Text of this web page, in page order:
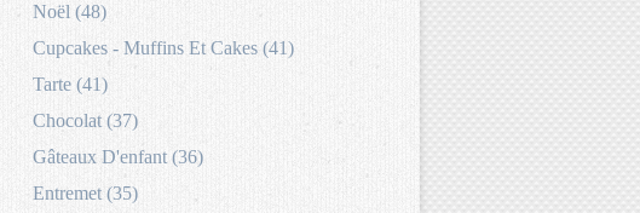
Noël (48)
Cupcakes - Muffins Et Cakes (41)
Tarte (41)
Chocolat (37)
Gâteaux D'enfant (36)
Entremet (35)